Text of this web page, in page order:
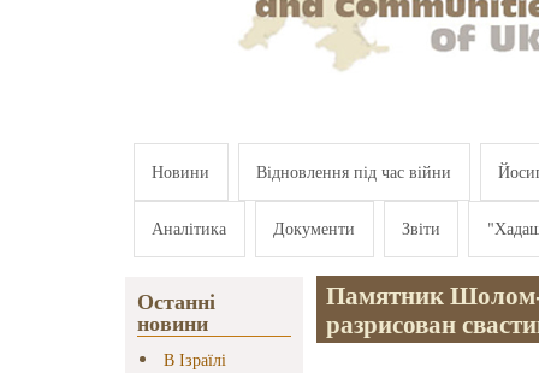
Новини Відновлення під час війни
Аналітика Документи Звіти
Останні
новини
В Ізраїлі
Памятник
разрисован